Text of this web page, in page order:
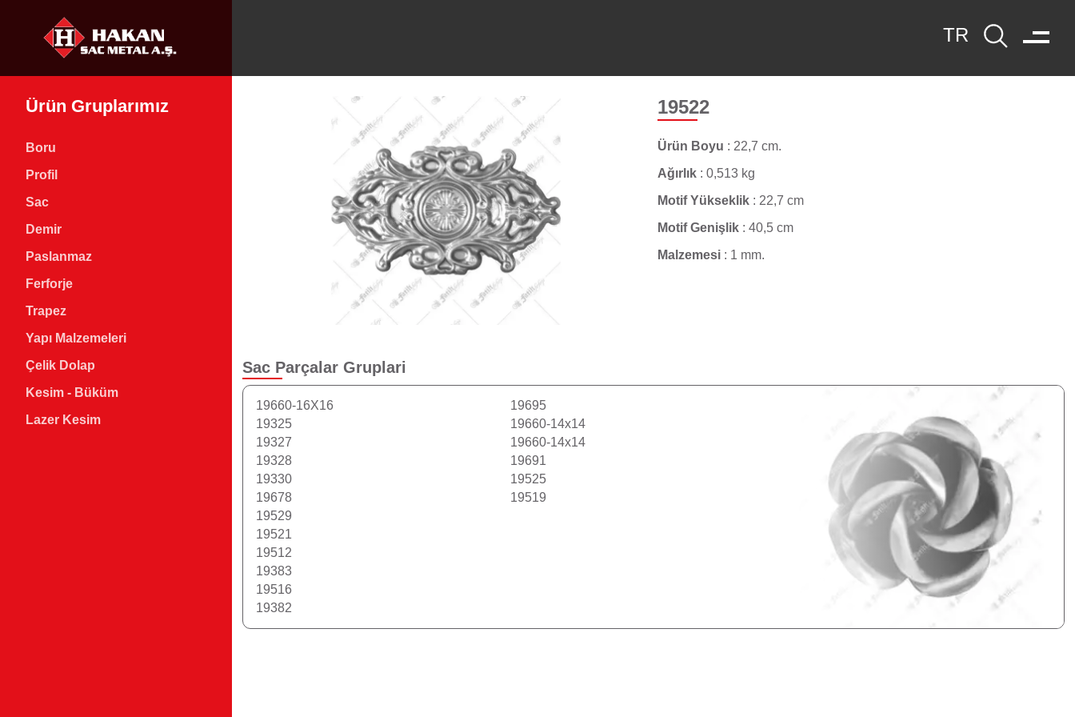
Ürün Gruplarımız
Boru
Profil
Sac
Demir
Paslanmaz
Ferforje
Trapez
Yapı Malzemeleri
Çelik Dolap
Kesim - Büküm
Lazer Kesim
19522
Ürün Boyu : 22,7 cm.
Ağırlık : 0,513 kg
Motif Yükseklik : 22,7 cm
Motif Genişlik : 40,5 cm
Malzemesi : 1 mm.
Sac Parçalar Gruplari
19660-16X16
19325
19327
19328
19330
19678
19695
19660-14x14
19660-14x14
19691
19525
19519
19529
19521
19512
19383
19516
19382